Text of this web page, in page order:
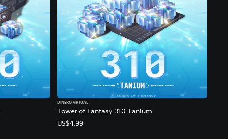
Tower of Fantasy-310 Tanium
DINERO VIRTUAL
US$4.99